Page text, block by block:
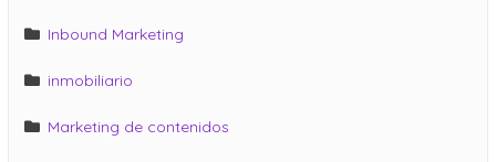
Inbound Marketing
inmobiliario
Marketing de contenidos